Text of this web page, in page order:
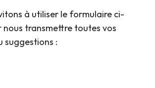
à utiliser le formulaire ci-
nous transmettre toutes vos
suggestions :